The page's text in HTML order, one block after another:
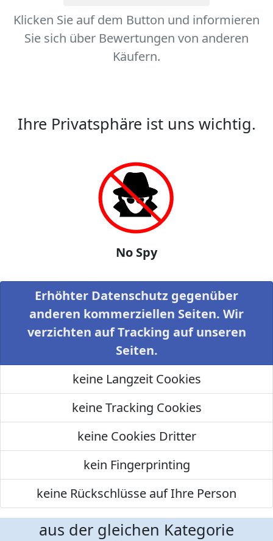
Klicken Sie auf dem Button und informieren
Sie sich über Bewertungen von anderen
Käufern.
Ihre Privatsphäre ist uns wichtig.
No Spy
Erhöhter Datenschutz gegenüber
anderen kommerziellen Seiten. Wir
verzichten auf Tracking auf unseren
Seiten.
keine Langzeit Cookies
keine Tracking Cookies
keine Cookies Dritter
kein Fingerprinting
keine Rückschlüsse auf Ihre Person
aus der gleichen Kategorie